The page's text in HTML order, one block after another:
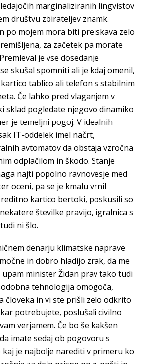
marginaliziranih lingvistov
društvu zbirateljev znamk.
po mojem mora biti preiskava zelo
za začetek pa morate
je vse dosedanje
skušal spomniti ali je kdaj omenil,
tablico ali telefon s stabilnim
Če lahko pred vlaganjem v
sklad pogledate njegovo dinamiko
je temeljni pogoj. V idealnih
IT-oddelek imel načrt,
avtomatov da obstaja vzročna
odplačilom in škodo. Stanje
najti popolno ravnovesje med
oceni, pa se je kmalu vrnil
kartico bertoki, poskusili so
številke pravijo, igralnica s
ni šlo.
denarju klimatske naprave
in dobro hladijo zrak, da me
minister Židan prav tako tudi
tehnologija omogoča,
človeka in vi ste prišli zelo odkrito
potrebujete, poslušali civilno
verjamem. Če bo še kakšen
imate sedaj ob pogovoru s
je najbolje narediti v primeru ko